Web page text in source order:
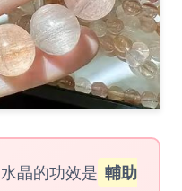
水晶的功效是 輔助